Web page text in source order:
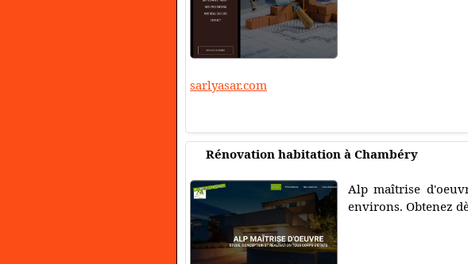
sarlyasar.com
Rénovation habitation à Chambéry
Alp maîtrise
environs. Obtenez